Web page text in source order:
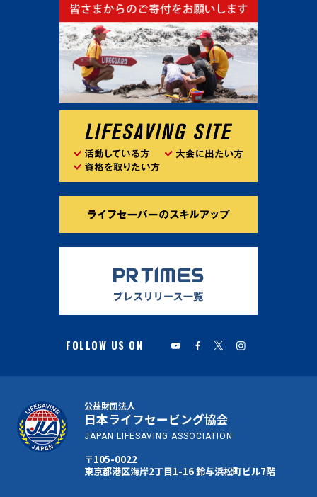
公益財団法人
日本ライフセービング協会
JAPAN LIFESAVING ASSOCIATION
〒105-0022
東京都港区海岸2丁目1-16 鈴与浜松町ビル7階